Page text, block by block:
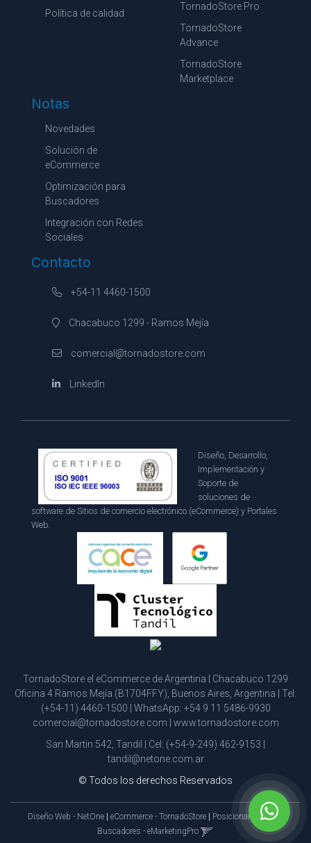
Política de calidad
TornadoStore Pro
TornadoStore
Advance
TornadoStore
Marketplace
Notas
Novedades
Solución de
eCommerce
Optimización para
Buscadores
Integración con Redes
Sociales
Contacto
+54-11 4460-1500
Chacabuco 1299 - Ramos Mejía
comercial@tornadostore.com
LinkedIn
Diseño, Desarrollo,
Implementación y
Soporte de
soluciones de
software de Sitios de comercio electrónico (eCommerce) y Portales
Web.
TornadoStore el eCommerce de Argentina | Chacabuco 1299
Oficina 4 Ramos Mejía (B1704FFY), Buenos Aires, Argentina | Tel:
(+54-11) 4460-1500 | WhatsApp: +54 9 11 5486-9930
comercial@tornadostore.com
www.tornadostore.com
San Martin 542, Tandil | Cel: (+54-9-249) 462-9153
tandil@netone.com.ar
© Todos los derechos Reservados
Diseño Web - NetOne eCommerce - TornadoStore
Posicionamiento en
Buscadores - eMarketingPro